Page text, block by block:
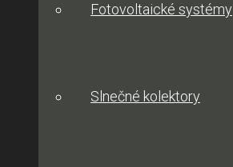
Fotovoltaické systémy
Slnečné kolektory